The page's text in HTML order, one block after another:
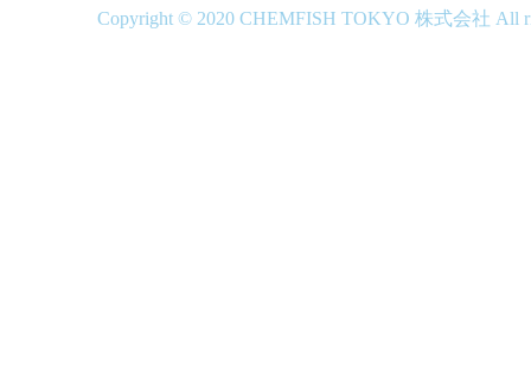
Copyright © 2020 CHEMFISH TOKYO 株式会社 All